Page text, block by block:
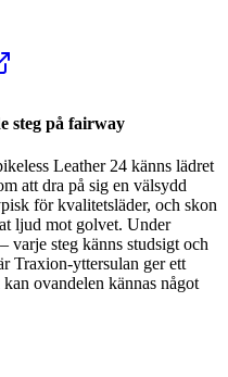
steg på fairway
Leather 24 känns lädret
att dra på sig en välsydd
för kvalitetsläder, och skon
ljud mot golvet. Under
varje steg känns studsigt och
Traxion-yttersulan ger ett
ovandelen kännas något